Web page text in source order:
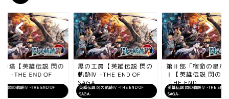
説 閃の軌跡Ⅳ -THE END OF
の塔【英雄伝説 閃の
Ⅳ -THE END OF
...
英雄伝説 閃の軌跡Ⅳ -THE END OF
SAGA-
黒の工房【英雄伝説 閃の
軌跡Ⅳ -THE END OF
SAGA-...
英雄伝説 閃の軌跡Ⅳ -THE END
SAGA-
第Ⅱ部「宿命の星た
Ⅰ【英雄伝説 閃の
-THE END ...